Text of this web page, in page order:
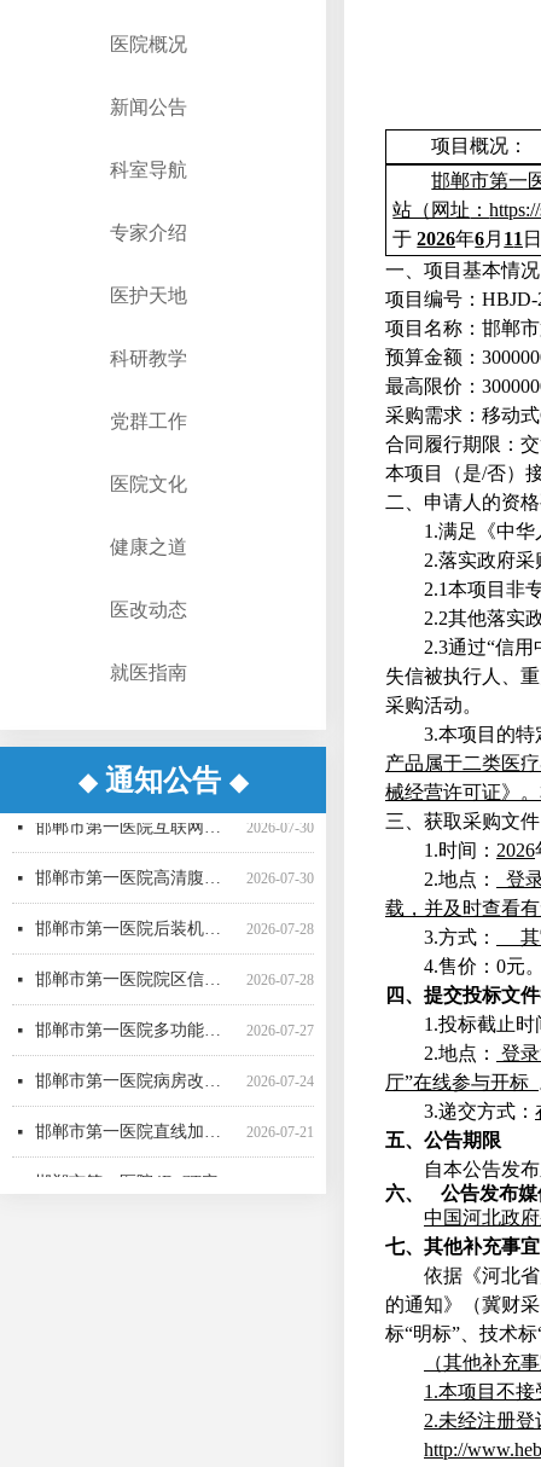
项目概况 ：
邯郸市第一
站（网址 ：
于 2026年6月 11
一、 项目基本情况
项目编号 ： HBJD-
项目名称： 邯郸
预算金额： 300000
最高限价： 300000
采购需求： 移动式
合同履行期限：
本项目（是/否）
二、申请人的资
1 .满足《中华
2.落实政府采
2.1本项目非
2.2其他落实
2.3通过“信用
失信被执行人、
采购活动。
3.本项目的特
产品属于二类医
械经营许可证》
。
三、获取采购文件
1 .时间： 2026
2.地点：
登
载，并及时查看
3.方式：
4.售价 ： 0元
四、提交投标文件
1 .投标截止时
2.地点： 登录
厅”在线参与开标
3.递交方式：
五、公告期限
自本公告发
六、
公告发布媒
中国河北政
七、其他补充事宜
依据《河北
的通知》
（冀财采
标“明标” 、技术标
（其他补充
1 .本项目不接
2.未经注册
http://
医院概况
新闻公告
科室导航
专家介绍
医护天地
科研教学
党群工作
医院文化
健康之道
医改动态
就医指南
◆通知公告 ◆
邯郸市第一医院病房改造提升项目施工监理 候选成交供应商公示
邯郸市第一医院互联网医院药品邮寄 服务招标参数
2026-07-30
넷 邯郸市第一医院互联网医院药品快递配送服务采购项目询价公告
邯郸市第一医院空气压力波治疗仪采购项目 成交公告
邯郸市第一医院彩超一批采购项目04包中标公告更正公告
邯郸市第一医院高清腹腔镜系统采购项目1包废标公告
邯郸市第一医院彩超一批采购项目01包公开招标中标公告邯郸市第一医院移动式C型臂X射线机采购项目 （三次）公开招标中标结果公告
邯郸市第一医院后装机采购项目（三次） 废标公告
邯郸市第一医院单光子发射断层成像系统采购项目（二次）公开招标中标公告
邯郸市第一医院多功能楼电梯采购安装项目询比采购公告
邯郸市第一医院院区信息一体化智慧医院能力提升项目全过程咨询服务磋商公告
邯郸市第一医院超声气压弹道碎石机采购项目（三次）公开招标公告